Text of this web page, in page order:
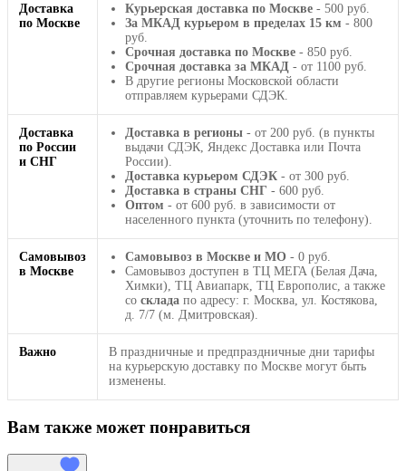
Доставка
по Москве
Курьерская доставка по Москве - 500 руб.
За МКАД курьером в пределах 15 км - 800
руб.
Срочная доставка по Москве - 850 руб.
Срочная доставка за МКАД - от 1100 руб.
В другие регионы Московской области
отправляем курьерами СДЭК.
Доставка
по России
и СНГ
Доставка в регионы - от 200 руб. (в пункты
выдачи СДЭК, Яндекс Доставка или Почта
России).
Доставка курьером СДЭК - от 300 руб.
Доставка в страны СНГ - 600 руб.
Оптом - от 600 руб. в зависимости от
населенного пункта (уточнить по телефону).
Самовывоз
в Москве
Самовывоз в Москве и МО - 0 руб.
Самовывоз доступен в ТЦ МЕГА (Белая Дача,
Химки), ТЦ Авиапарк, ТЦ Европолис, а также
со склада по адресу: г. Москва, ул. Костякова,
д. 7/7 (м. Дмитровская).
Важно
В праздничные и предпраздничные дни тарифы
на курьерскую доставку по Москве могут быть
изменены.
Вам также может понравиться